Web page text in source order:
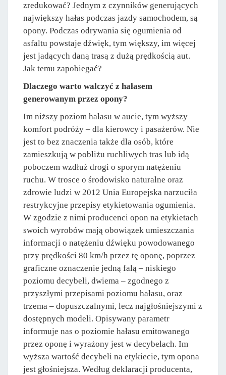
zredukować? Jednym z czynników generujących
największy hałas podczas jazdy samochodem, są
opony. Podczas odrywania się ogumienia od
asfaltu powstaje dźwięk, tym większy, im więcej
jest jadących daną trasą z dużą prędkością aut.
Jak temu zapobiegać?
Dlaczego warto walczyć z hałasem
generowanym przez opony?
Im niższy poziom hałasu w aucie, tym wyższy
komfort podróży – dla kierowcy i pasażerów. Nie
jest to bez znaczenia także dla osób, które
zamieszkują w pobliżu ruchliwych tras lub idą
poboczem wzdłuż drogi o sporym natężeniu
ruchu. W trosce o środowisko naturalne oraz
zdrowie ludzi w 2012 Unia Europejska narzuciła
restrykcyjne przepisy etykietowania ogumienia.
W zgodzie z nimi producenci opon na etykietach
swoich wyrobów mają obowiązek umieszczania
informacji o natężeniu dźwięku powodowanego
przy prędkości 80 km/h przez tę oponę, poprzez
graficzne oznaczenie jedną falą – niskiego
poziomu decybeli, dwiema – zgodnego z
przyszłymi przepisami poziomu hałasu, oraz
trzema – dopuszczalnymi, lecz najgłośniejszymi z
dostępnych modeli. Opisywany parametr
informuje nas o poziomie hałasu emitowanego
przez oponę i wyrażony jest w decybelach. Im
wyższa wartość decybeli na etykiecie, tym opona
jest głośniejsza. Według deklaracji producenta,